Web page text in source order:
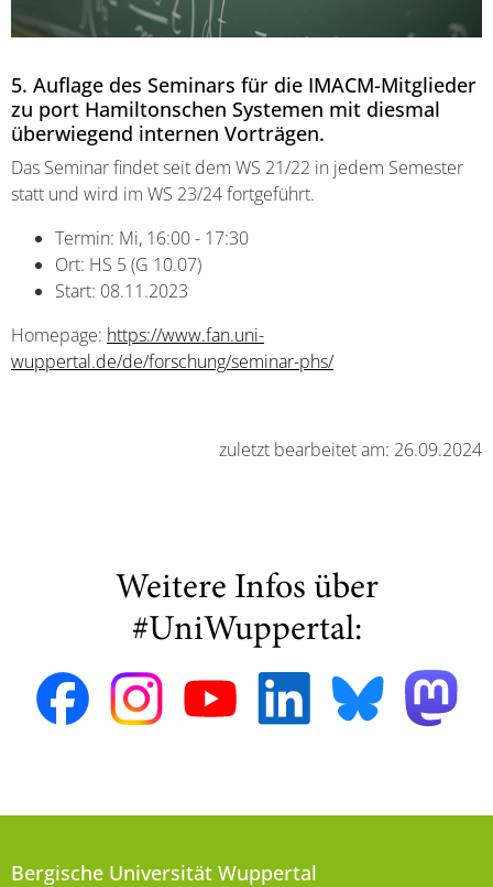
5. Auflage des Seminars für die IMACM-Mitglieder
zu port Hamiltonschen Systemen mit diesmal
überwiegend internen Vorträgen.
Das Seminar findet seit dem WS 21/22 in jedem Semester
statt und wird im WS 23/24 fortgeführt.
Termin: Mi, 16:00 - 17:30
Ort: HS 5 (G 10.07)
Start: 08.11.2023
Homepage: https://www.fan.uni-
wuppertal.de/de/forschung/seminar-phs/
zuletzt bearbeitet am: 26.09.2024
Weitere Infos über
#UniWuppertal:
Bergische Universität Wuppertal